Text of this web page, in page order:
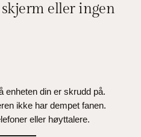
eller ingen
enheten din er skrudd på.
ikke har dempet fanen.
eller høyttalere.